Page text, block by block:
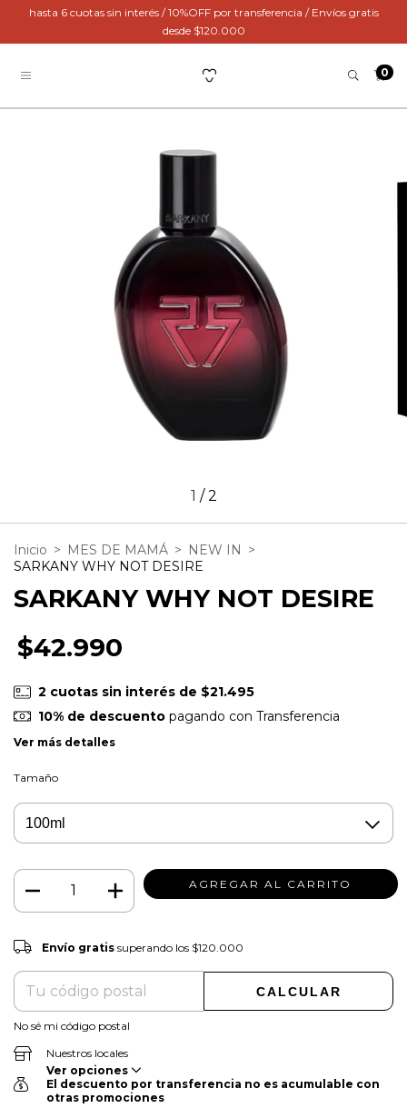
hasta 6 cuotas sin interés / 10%OFF por transferencia / Envíos gratis
desde $120.000
0
1 /2
Inicio > MES DE MAMÁ > NEW IN >
SARKANY WHY NOT DESIRE
SARKANY WHY NOT DESIRE
$42.990
2 cuotas sin interés de $21.495
10% de descuentopagando con Transferencia
Ver más detalles
Tamaño
Envío gratis
Entregas para el CP: CAMBIAR CP
Envío gratissuperando los $120.000
CALCULAR
No sé mi código postal
Nuestros locales
Ver opciones
El descuento por transferencia no es acumulable con
otras promociones